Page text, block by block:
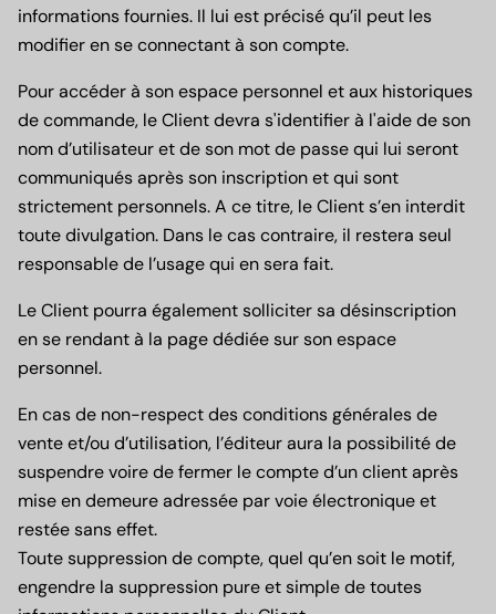
informations fournies. Il lui est précisé qu’il peut les
modifier en se connectant à son compte.
Pour accéder à son espace personnel et aux historiques
de commande, le Client devra s'identifier à l'aide de son
nom d’utilisateur et de son mot de passe qui lui seront
communiqués après son inscription et qui sont
strictement personnels. A ce titre, le Client s’en interdit
toute divulgation. Dans le cas contraire, il restera seul
responsable de l’usage qui en sera fait.
Le Client pourra également solliciter sa désinscription
en se rendant à la page dédiée sur son espace
personnel.
En cas de non-respect des conditions générales de
vente et/ou d’utilisation, l’éditeur aura la possibilité de
suspendre voire de fermer le compte d’un client après
mise en demeure adressée par voie électronique et
restée sans effet.
Toute suppression de compte, quel qu’en soit le motif,
engendre la suppression pure et simple de toutes